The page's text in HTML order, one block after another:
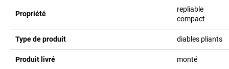
Propriété
repliable
compact
Type de produit diables pliants
Produit livré monté